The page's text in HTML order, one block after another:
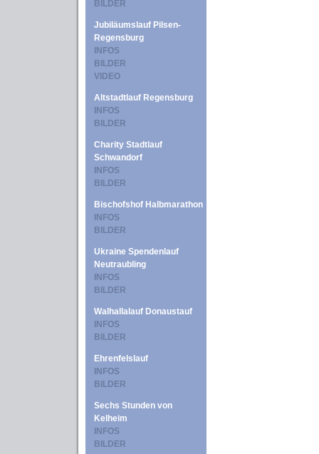
BILDER
Jubiläumslauf Pilsen-
Regensburg
INFOS
BILDER
VIDEO
Altstadtlauf Regensburg
INFOS
BILDER
Charity Stadtlauf
Schwandorf
INFOS
BILDER
Bischofshof Halbmarathon
INFOS
BILDER
Ukraine Spendenlauf
Neutraubling
INFOS
BILDER
Walhallalauf Donaustauf
INFOS
BILDER
Ehrenfelslauf
INFOS
BILDER
Sechs Stunden von
Kelheim
INFOS
BILDER